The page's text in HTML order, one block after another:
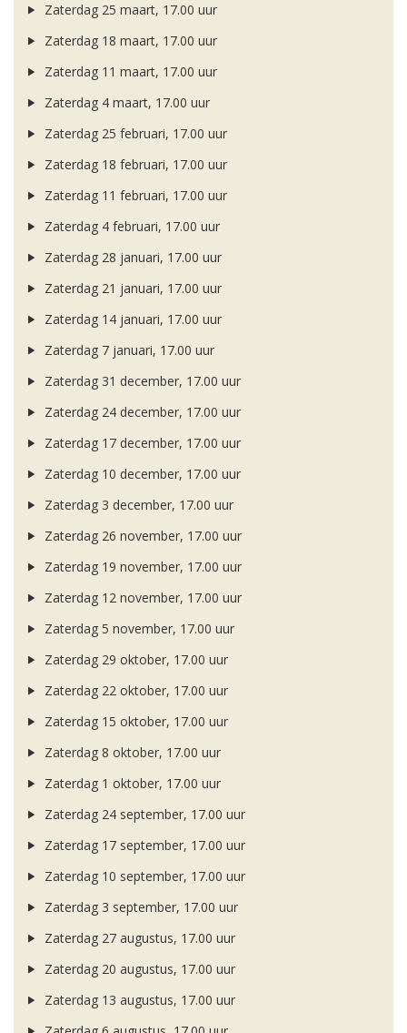
Zaterdag 25 maart, 17.00 uur
Zaterdag 18 maart, 17.00 uur
Zaterdag 11 maart, 17.00 uur
Zaterdag 4 maart, 17.00 uur
Zaterdag 25 februari, 17.00 uur
Zaterdag 18 februari, 17.00 uur
Zaterdag 11 februari, 17.00 uur
Zaterdag 4 februari, 17.00 uur
Zaterdag 28 januari, 17.00 uur
Zaterdag 21 januari, 17.00 uur
Zaterdag 14 januari, 17.00 uur
Zaterdag 7 januari, 17.00 uur
Zaterdag 31 december, 17.00 uur
Zaterdag 24 december, 17.00 uur
Zaterdag 17 december, 17.00 uur
Zaterdag 10 december, 17.00 uur
Zaterdag 3 december, 17.00 uur
Zaterdag 26 november, 17.00 uur
Zaterdag 19 november, 17.00 uur
Zaterdag 12 november, 17.00 uur
Zaterdag 5 november, 17.00 uur
Zaterdag 29 oktober, 17.00 uur
Zaterdag 22 oktober, 17.00 uur
Zaterdag 15 oktober, 17.00 uur
Zaterdag 8 oktober, 17.00 uur
Zaterdag 1 oktober, 17.00 uur
Zaterdag 24 september, 17.00 uur
Zaterdag 17 september, 17.00 uur
Zaterdag 10 september, 17.00 uur
Zaterdag 3 september, 17.00 uur
Zaterdag 27 augustus, 17.00 uur
Zaterdag 20 augustus, 17.00 uur
Zaterdag 13 augustus, 17.00 uur